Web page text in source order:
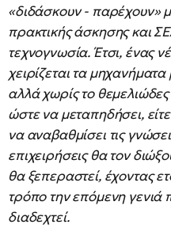
«διδάσκουν - παρέχουν»
πρακτικής άσκησης και
τεχνογνωσία. Έτσι, ένας
χειρίζεται τα μηχανήματα
αλλά χωρίς το
ώστε να μεταπηδήσει,
να αναβαθμίσει τις
επιχειρήσεις θα τον
θα ξεπεραστεί, έχοντας
τρόπο την επόμενη γενιά
διαδεχτεί.